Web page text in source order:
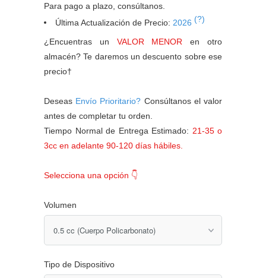
Para pago a plazo, consúltanos.
Última Actualización de Precio: 2026 (?)
¿Encuentras un VALOR MENORen otro
almacén? Te daremos un descuento sobre ese
precio†
Deseas Envío Prioritario? Consúltanos el valor
antes de completar tu orden.
Tiempo Normal de Entrega Estimado: 21-35 o
3cc en adelante 90-120 días hábiles.
Selecciona una opción 👇
Volumen
Tipo de Dispositivo